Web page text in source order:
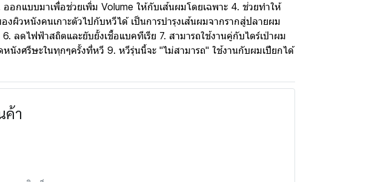
กแบบมาเพื่อช่วยเพิ่ม Volume ให้กับเส้นผมโดยเฉพาะ 4. ช่วยทำให้
ผิวหนังคนเกาะตัวไปกับหวีได้ เป็นการบำรุงเส้นผมจากรากสู่ปลายผม
ดไฟฟ้าสถิตและยับยั้งเชื้อแบคทีเรีย 7. สามารถใช้งานคู่กับไดร์เป่าผม
งศรีษะในทุกๆครั้งที่หวี 9. หวีรุ่นนี้จะ "ไม่สามารถ" ใช้งานกับผมเปียกได้
ค้า